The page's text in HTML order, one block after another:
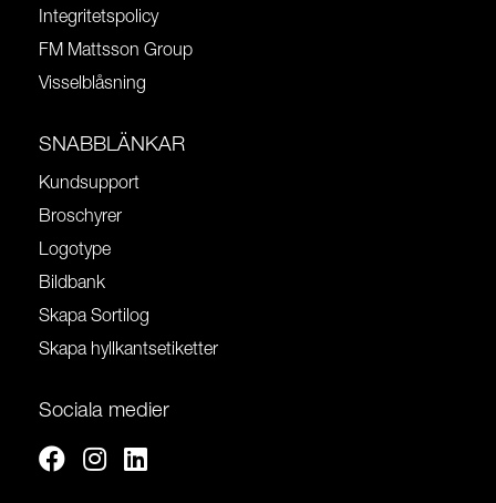
Integritetspolicy
FM Mattsson Group
Visselblåsning
SNABBLÄNKAR
Kundsupport
Broschyrer
Logotype
Bildbank
Skapa Sortilog
Skapa hyllkantsetiketter
Sociala medier
FacebookInstagram